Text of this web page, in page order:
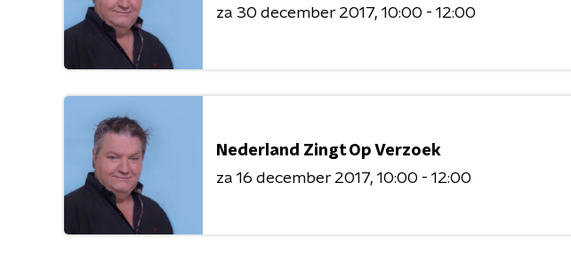
za 30 december 2017 10:00 - 12:00
Nederland Zingt Op Verzoek
za 16 december 2017 10:00 - 12:00